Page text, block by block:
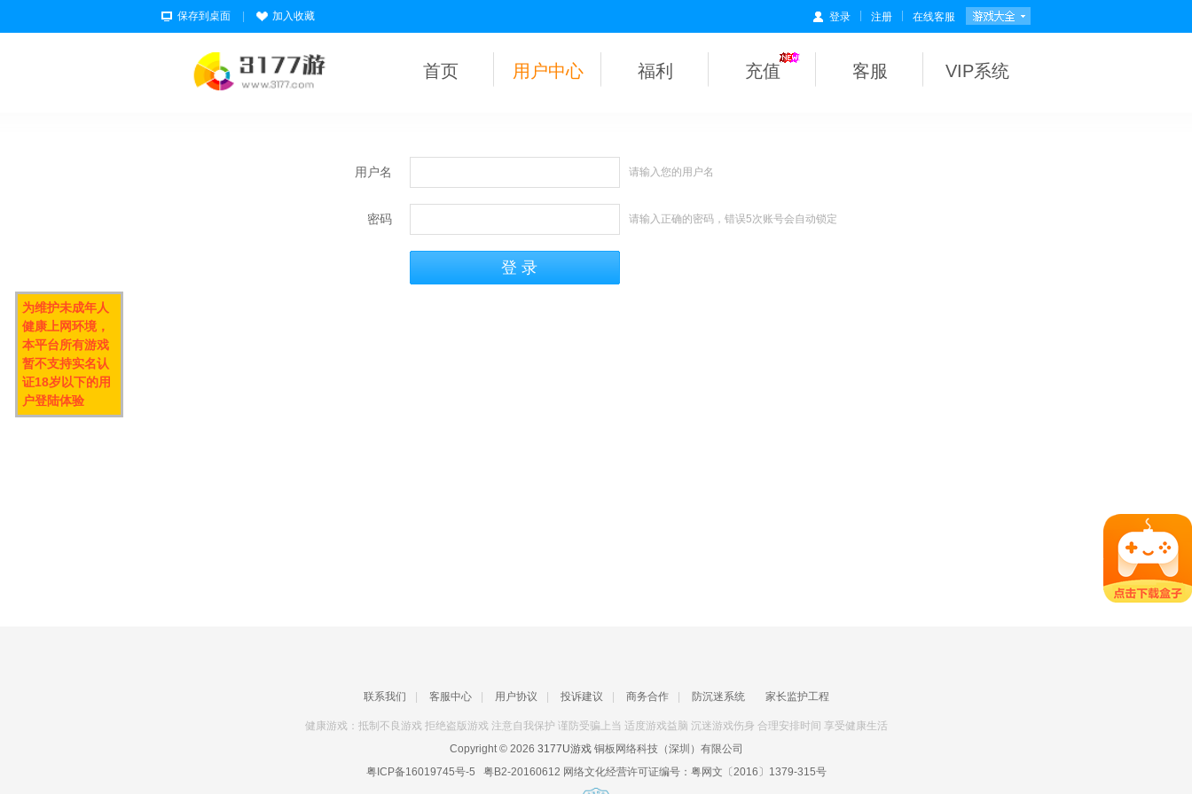
保存到桌面 加入收藏 登录 注册 在线客服
首页 用户中心 福利 充值 客服 VIP系统
用户名 请输入您的用户名
密码 请输入正确的密码，错误5次账号会自动锁定
联系我们 客服中心 用户协议 投诉建议 商务合作 防沉迷系统 家长监护工程
健康游戏：抵制不良游戏 拒绝盗版游戏 注意自我保护 谨防受骗上当 适度游戏益脑 沉迷游戏伤身 合理安排时间 享受健康生活
Copyright © 2026 3177U游戏铜板网络科技（深圳）有限公司
粤ICP备16019745号-5 粤B2-20160612 网络文化经营许可证编号： 粤网文〔2016〕1379-315号
为维护未成年人
健康上网环境，
本平台所有游戏
暂不支持实名认
证18岁以下的用
户登陆体验